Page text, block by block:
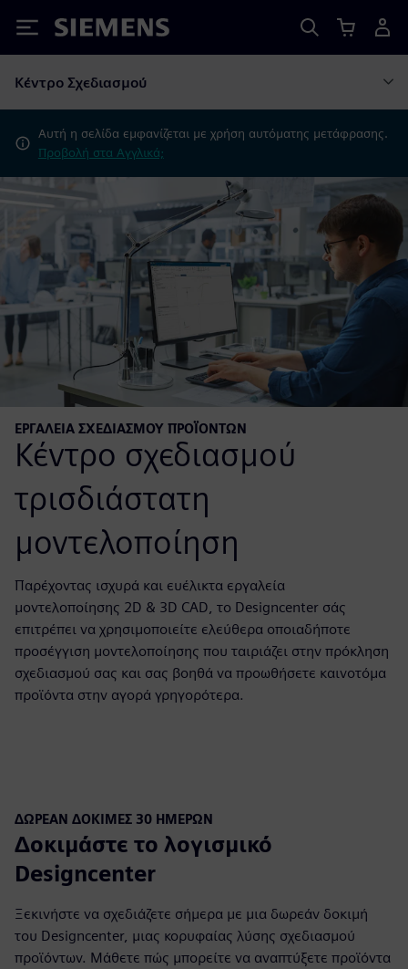
Siemens
Κέντρο Σχεδιασμού
Αυτή η σελίδα εμφανίζεται με χρήση αυτόματης μετάφρασης.
Προβολή στα Αγγλικά;
ΕΡΓΑΛΕΊΑ ΣΧΕΔΙΑΣΜΟΎ ΠΡΟΪΌΝΤΩΝ
Κέντρο σχεδιασμού
τρισδιάστατη
μοντελοποίηση
Παρέχοντας ισχυρά και ευέλικτα εργαλεία
μοντελοποίησης 2D & 3D CAD, το Designcenter σάς
επιτρέπει να χρησιμοποιείτε ελεύθερα οποιαδήποτε
προσέγγιση μοντελοποίησης που ταιριάζει στην πρόκληση
σχεδιασμού σας και σας βοηθά να προωθήσετε καινοτόμα
προϊόντα στην αγορά γρηγορότερα.
ΔΩΡΕΆΝ ΔΟΚΙΜΈΣ 30 ΗΜΕΡΏΝ
Δοκιμάστε το λογισμικό
Designcenter
Ξεκινήστε να σχεδιάζετε σήμερα με μια δωρεάν δοκιμή
του Designcenter, μιας κορυφαίας λύσης σχεδιασμού
προϊόντων. Μάθετε πώς μπορείτε να αναπτύξετε προϊόντα